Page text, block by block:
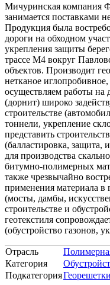
Мичуринская компания
занимается поставками
Продукция была
дороги на обходном
укрепления защиты
трассе М4 вокруг
объектов. Производит
нетканое
осуществляем работы на
(дорнит) широко
строительстве
тоннели, укрепление
представить
(балластировка, защита,
для производства
битумно-полимерных
также чрезвычайно
применения материала в
(мосты, дамбы,
строительстве и
геотекстиля
(обустройство газонов,
Отрасль
Категория
Подкатегория